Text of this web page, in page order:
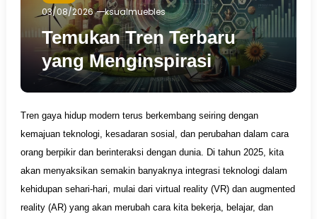
03/08/2026
ksualmuebles
Temukan Tren Terbaru
yang Menginspirasi
Tren gaya hidup modern terus berkembang seiring dengan
kemajuan teknologi, kesadaran sosial, dan perubahan dalam cara
orang berpikir dan berinteraksi dengan dunia. Di tahun 2025, kita
akan menyaksikan semakin banyaknya integrasi teknologi dalam
kehidupan sehari-hari, mulai dari virtual reality (VR) dan augmented
reality (AR) yang akan merubah cara kita bekerja, belajar, dan